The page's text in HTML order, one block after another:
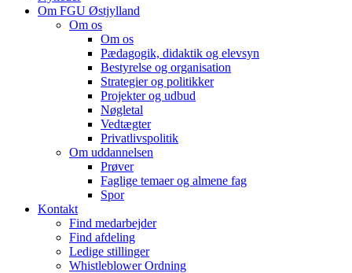
Om FGU Østjylland
Om os
Om os
Pædagogik, didaktik og elevsyn
Bestyrelse og organisation
Strategier og politikker
Projekter og udbud
Nøgletal
Vedtægter
Privatlivspolitik
Om uddannelsen
Prøver
Faglige temaer og almene fag
Spor
Kontakt
Find medarbejder
Find afdeling
Ledige stillinger
Whistleblower Ordning